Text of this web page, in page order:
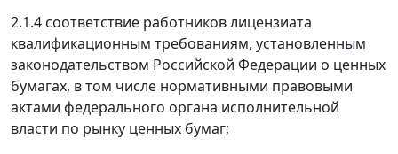
2.1.4 соответствие работников лицензиата
квалификационным требованиям, установленным
законодательством Российской Федерации о ценных
бумагах, в том числе нормативными правовыми
актами федерального органа исполнительной
власти по рынку ценных бумаг;